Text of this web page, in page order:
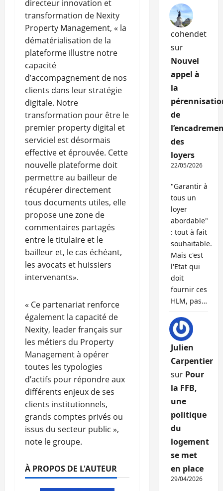
directeur innovation et
transformation de Nexity
Property Management, « la
dématérialisation de la
plateforme illustre notre
capacité
d’accompagnement de nos
clients dans leur stratégie
digitale. Notre
transformation pour être le
premier property digital et
serviciel est désormais
effective et éprouvée. Cette
nouvelle plateforme doit
permettre au bailleur de
récupérer directement
tous documents utiles, elle
propose une zone de
commentaires partagés
entre le titulaire et le
bailleur et, le cas échéant,
les avocats et huissiers
intervenants».
« Ce partenariat renforce
également la capacité de
Nexity, leader français sur
les métiers du Property
Management à opérer
toutes les typologies
d’actifs pour répondre aux
différents enjeux de ses
clients institutionnels,
grands comptes privés ou
issus du secteur public »,
note le groupe.
À PROPOS DE L'AUTEUR
cohendet
sur
Nouvel
appel à
la
de
des
loyers
22/05/2026
"Garantir à
tous un
loyer
abordable"
: tout à fait
souhaitable.
Mais c'est
l'Etat qui
doit
fournir ces
HLM, pas…
Julien
Carpentier
sur Pour
la FFB,
une
politique
du
logement
se met
en place
29/04/2026